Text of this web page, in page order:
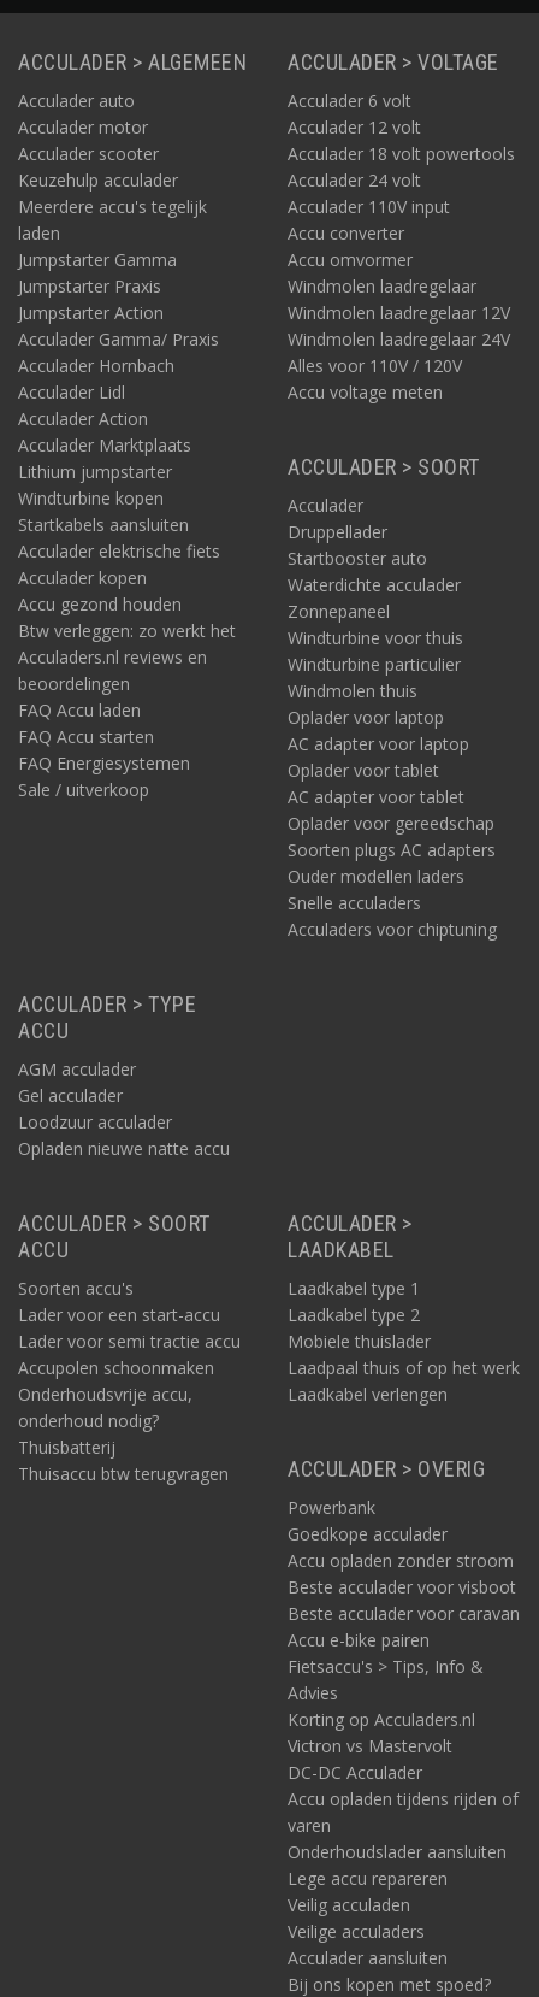
Decker producten:
Black & Decker adapter voor jumpstarter
Black & Decker adapters voor powertools
Black & Decker opladers voor (overig) elektrisch gereedschap
Black & Decker acculaders / druppelladers (onderhoudsladers)
Black & Decker jumpstarter / booster / starthulp
Overige producten en accessoires van dit merk. Filter o.a. op
voltage
Black & Decker kopen op Acculaders.nl
Black & Decker producten zijn bij ons leverbaar uit eigen
voorraad.Tenzij anders aangegeven ligt uw aankoop nu al
haast verzendklaar in ons magazijn in Beverwijk. Het online
kopen van een product van Black & Decker of een ander merk is
in deze webshop voordelig: wij hanteren de laagst mogelijke
prijzen. De verzending van uw bestelling gebeurt via DHL en
PostNL.
Morgen laten bezorgen of direct afhalen
Uw pakket met product(en) van Black & Decker en/of ander
kwaliteitsmerk is in goede handen. Een aankoop op
Acculaders.nl vóór 22:00 wordt diezelfde dag verzonden. Afhalen
kan ook. Geef dit aan bij uw bestelling en we leggen deze alvast
voor u klaar.
Acculaders.nl, onderdeel van Media 73 B.V., biedt een van
de grootste assortimenten aan acculaders,
druppelladers, omvormers, starters / boosters, accu's,
accutesters, laadkabels, laadpalen en onder andere
lasapparatuur.In deze webshop zijn ook vele andere
accessoires, onderdelen en aanverwante producten te vinden;
voor haast elk elektrisch voertuig, - vaartuig of - apparaat.
Bovendien leveren we alles voor montage, communicatie en
monitoring rondom opladen. Zoals ook voor laden via zonne-
en windenergie. Black & Decker is slechts één van de vele
ACCULADER > ALGEMEEN
Acculader auto
Acculader motor
Acculader scooter
Keuzehulp acculader
Meerdere accu's tegelijk
laden
Jumpstarter Gamma
Jumpstarter Praxis
Jumpstarter Action
Acculader Gamma/ Praxis
Acculader Hornbach
Acculader Lidl
Acculader Action
Acculader Marktplaats
Lithium jumpstarter
Windturbine kopen
Startkabels aansluiten
Acculader elektrische fiets
Acculader kopen
Accu gezond houden
Btw verleggen: zo werkt het
Acculaders.nl reviews en
beoordelingen
FAQ Accu laden
FAQ Accu starten
FAQ Energiesystemen
Sale / uitverkoop
ACCULADER > VOLTAGE
Acculader 6 volt
Acculader 12 volt
Acculader 18 volt powertools
Acculader 24 volt
Acculader 110V input
Accu converter
Accu omvormer
Windmolen laadregelaar
Windmolen laadregelaar 12V
Windmolen laadregelaar 24V
Alles voor 110V / 120V
Accu voltage meten
ACCULADER > SOORT
Acculader
Druppellader
Startbooster auto
Waterdichte acculader
Zonnepaneel
Windturbine voor thuis
Windturbine particulier
Windmolen thuis
Oplader voor laptop
AC adapter voor laptop
Oplader voor tablet
AC adapter voor tablet
Oplader voor gereedschap
Soorten plugs AC adapters
Ouder modellen laders
Snelle acculaders
Acculaders voor chiptuning
ACCULADER > TYPE
ACCU
AGM acculader
Gel acculader
Loodzuur acculader
Opladen nieuwe natte accu
ACCULADER > SOORT
ACCU
Soorten accu's
Lader voor een start-accu
Lader voor semi tractie accu
Accupolen schoonmaken
Onderhoudsvrije accu,
onderhoud nodig?
Thuisbatterij
Thuisaccu btw terugvragen
ACCULADER >
LAADKABEL
Laadkabel type 1
Laadkabel type 2
Mobiele thuislader
Laadpaal thuis of op het werk
Laadkabel verlengen
ACCULADER > OVERIG
Powerbank
Goedkope acculader
Accu opladen zonder stroom
Beste acculader voor visboot
Beste acculader voor caravan
Accu e-bike pairen
Fietsaccu's > Tips, Info &
Advies
Korting op Acculaders.nl
Victron vs Mastervolt
DC-DC Acculader
Accu opladen tijdens rijden of
varen
Onderhoudslader aansluiten
Lege accu repareren
Veilig acculaden
Veilige acculaders
Acculader aansluiten
Bij ons kopen met spoed?